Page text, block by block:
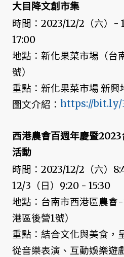
大目降文創市集
時間：2023/12/2（六）-
17:00
地點：新化果菜市場（台
號）
重點：新化果菜市場 新興
圖文介紹： https://bit.ly/
西港農會百週年慶暨
活動
時間：2023/12/2（六）
12/3（日）9:20 - 15:30
地點：台南市西港區農會
港區後營1號）
重點：結合文化與美食，
從音樂表演、互動娛樂遊